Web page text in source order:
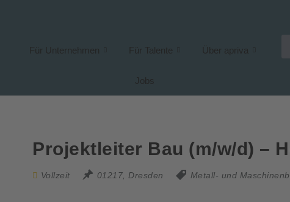
Für Unternehmen Für Talente Über apriva
Jobs
Projektleiter Bau (m/w/d) –
Vollzeit 01217, Dresden Metall- und